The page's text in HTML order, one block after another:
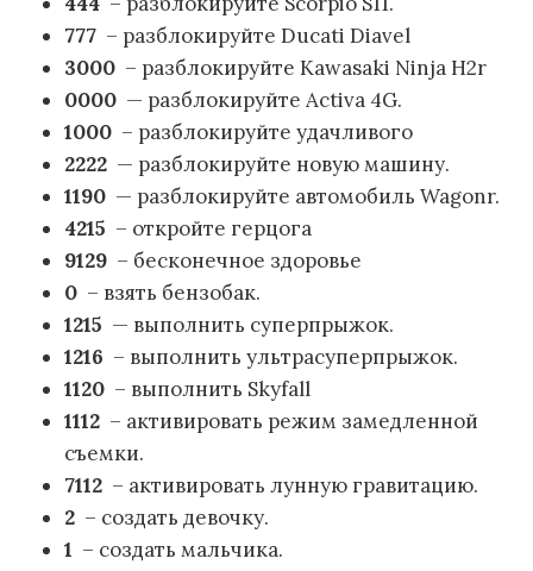
777 – разблокируйте Ducati Diavel
3000 – разблокируйте Kawasaki Ninja H2r
0000 — разблокируйте Activa 4G.
1000 – разблокируйте удачливого
2222 — разблокируйте новую машину.
1190 — разблокируйте автомобиль Wagonr.
4215 – откройте герцога
9129 – бесконечное здоровье
0 – взять бензобак.
1215 — выполнить суперпрыжок.
1216 – выполнить ультрасуперпрыжок.
1120 – выполнить Skyfall
1112 – активировать режим замедленной
съемки.
7112 – активировать лунную гравитацию.
2 – создать девочку.
1 – создать мальчика.